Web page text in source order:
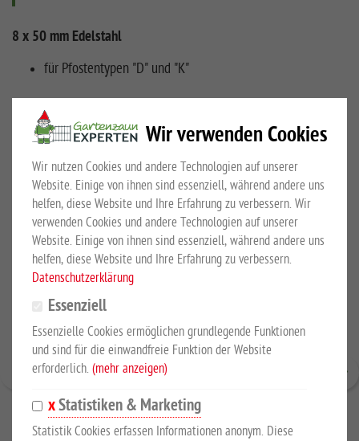
8 x 50 mm Edelstahl
für Pfostentypen "D" und "K"
KUNDEN KAUFTEN AUCHWir verwenden Cookies
Wir nutzen Cookies und andere Technologien auf unserer
Website. Einige von ihnen sind essenziell, während andere uns
helfen, diese Website und Ihre Erfahrung zu verbessern. Wir
verwenden Cookies und andere Technologien auf unserer
Website. Einige von ihnen sind essenziell, während andere uns
helfen, diese Website und Ihre Erfahrung zu verbessern.
Datenschutzerklärung
Essenziell
Essenzielle Cookies ermöglichen grundlegende Funktionen
und sind für die einwandfreie Funktion der Website
erforderlich. (mehr anzeigen)
Statistiken & Marketing
Statistik Cookies erfassen Informationen anonym. Diese